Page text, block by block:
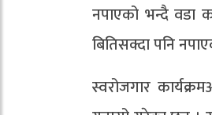
नपाएको भन्दै वडा
बितिसक्दा पनि
स्वरोजगार